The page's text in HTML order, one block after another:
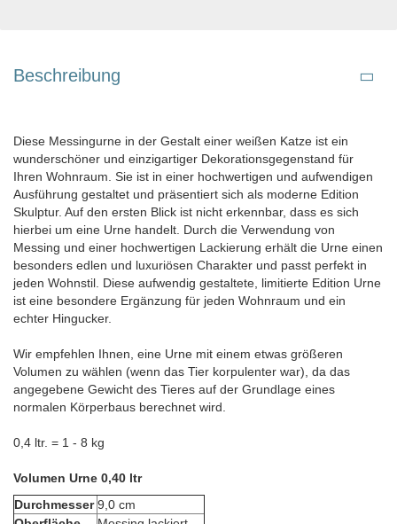
Beschreibung
Diese Messingurne in der Gestalt einer weißen Katze ist ein
wunderschöner und einzigartiger Dekorationsgegenstand für
Ihren Wohnraum. Sie ist in einer hochwertigen und aufwendigen
Ausführung gestaltet und präsentiert sich als moderne Edition
Skulptur. Auf den ersten Blick ist nicht erkennbar, dass es sich
hierbei um eine Urne handelt. Durch die Verwendung von
Messing und einer hochwertigen Lackierung erhält die Urne einen
besonders edlen und luxuriösen Charakter und passt perfekt in
jeden Wohnstil. Diese aufwendig gestaltete, limitierte Edition Urne
ist eine besondere Ergänzung für jeden Wohnraum und ein
echter Hingucker.
Wir empfehlen Ihnen, eine Urne mit einem etwas größeren
Volumen zu wählen (wenn das Tier korpulenter war), da das
angegebene Gewicht des Tieres auf der Grundlage eines
normalen Körperbaus berechnet wird.
0,4 ltr. = 1 - 8 kg
Volumen Urne 0,40 ltr
Durchmesser 9,0 cm